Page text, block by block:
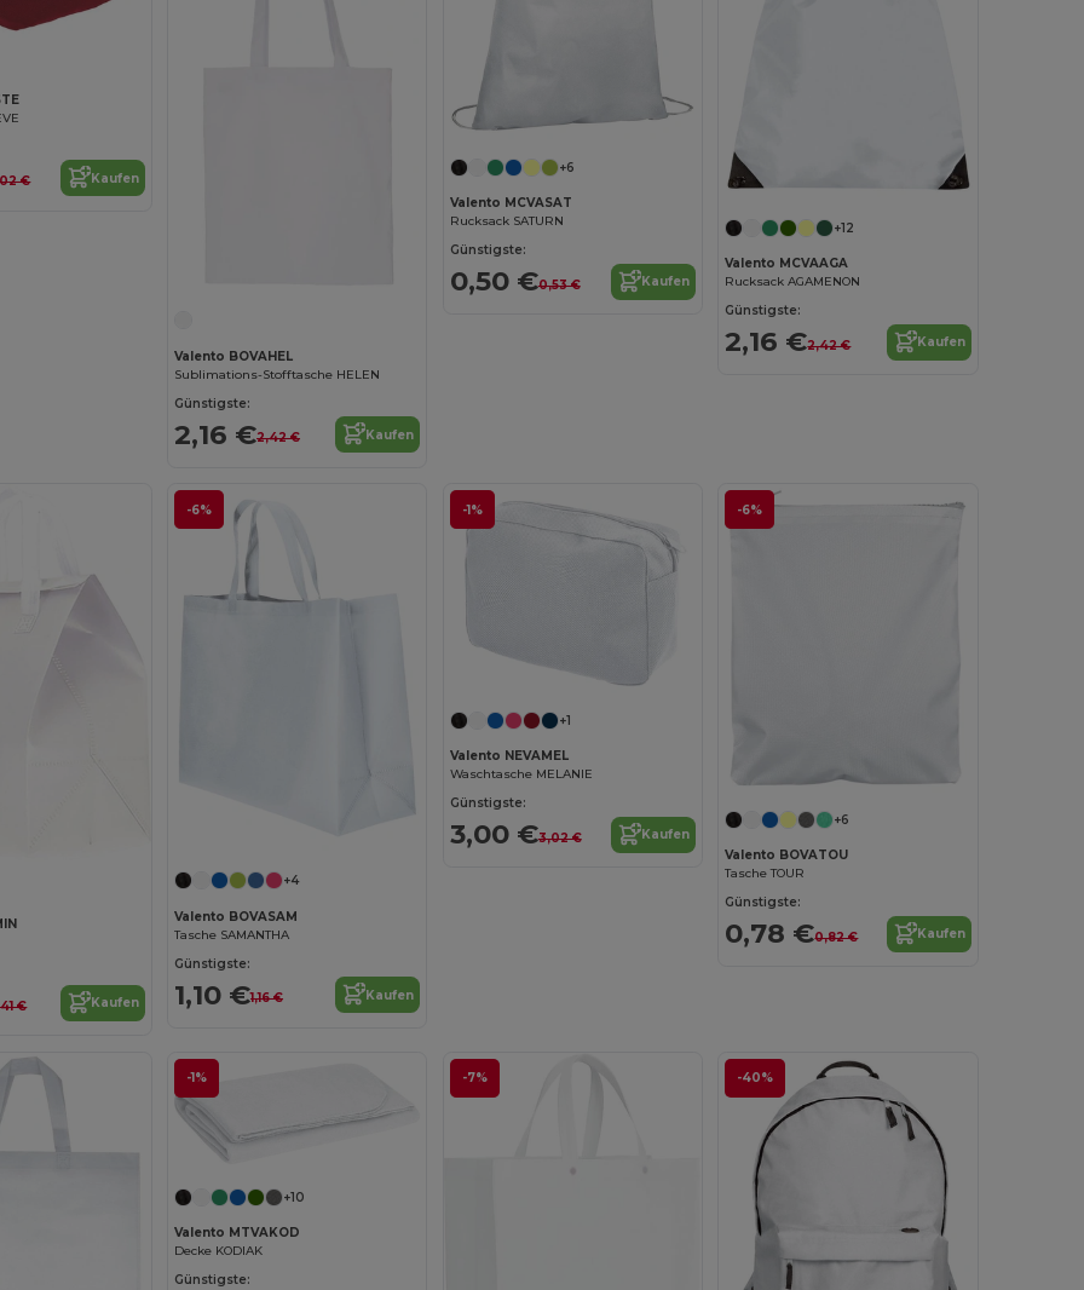
€ Kaufen
Valento BOVAHEL
Sublimations-Stofftasche HELEN
Günstigste:
2,16 €2,42 € Kaufen
+6
Valento MCVASAT
Rucksack SATURN
Günstigste:
0,50 €0,53 € Kaufen
+12
Valento MCVAAGA
Rucksack AGAMENON
Günstigste:
2,16 €2,42 € Kaufen
€ Kaufen
-6%
+4
Valento BOVASAM
Tasche SAMANTHA
Günstigste:
1,10 €1,16 € Kaufen
-1%
+1
Valento NEVAMEL
Waschtasche MELANIE
Günstigste:
3,00 €3,02 € Kaufen
-6%
+6
Valento BOVATOU
Tasche TOUR
Günstigste:
0,78 €0,82 € Kaufen
-1%
+10
Valento MTVAKOD
Decke KODIAK
Günstigste:
-7% -40%